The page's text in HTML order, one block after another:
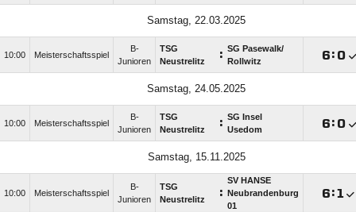
Samstag, 22.03.2025
10:00 Meisterschaftsspiel
B-
Junioren
TSG
Neustrelitz
: SG Pasewalk/​
Rollwitz
: 
Samstag, 24.05.2025
10:00 Meisterschaftsspiel
B-
Junioren
TSG
Neustrelitz
: SG Insel
Usedom
: 
Samstag, 15.11.2025
10:00 Meisterschaftsspiel
B-
Junioren
TSG
Neustrelitz
:
SV HANSE
Neubrandenburg
01
: